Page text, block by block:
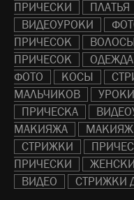
ПРИЧЕСКИ
ПЛАТЬЯ
ВИДЕОУРОКИ
ПРИЧЕСОК
ВОЛОСЫ
ПРИЧЕСОК
ОДЕЖДА
ФОТО
КОСЫ
МАЛЬЧИКОВ
ПРИЧЕСКА
МАКИЯЖА
МАКИЯЖ
СТРИЖКИ
ПРИЧЕСКИ
ВИДЕО
СТРИЖКИ